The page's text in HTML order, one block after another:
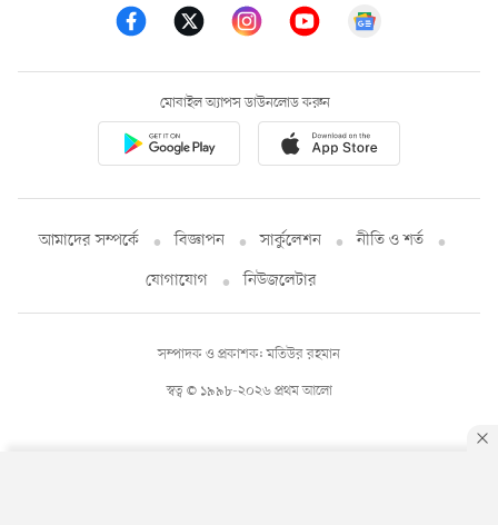
মোবাইল অ্যাপস ডাউনলোড করুন
আমাদের সম্পর্কে বিজ্ঞাপন সার্কুলেশন
নীতি ও শর্ত
যোগাযোগ
নিউজলেটার
স্বত্ব © ১৯৯৮-২০২৬ প্রথম আলো
সম্পাদক ও প্রকাশক: মতিউর রহমান